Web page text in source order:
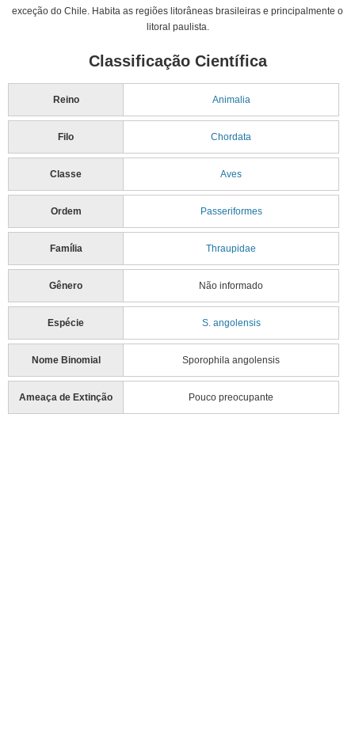
exceção do Chile. Habita as regiões litorâneas brasileiras e principalmente o
litoral paulista.
Classificação Científica
Reino Animalia
Filo Chordata
Classe Aves
Ordem Passeriformes
Família Thraupidae
Gênero Não informado
Espécie S. angolensis
Nome Binomial Sporophila angolensis
Ameaça de Extinção Pouco preocupante